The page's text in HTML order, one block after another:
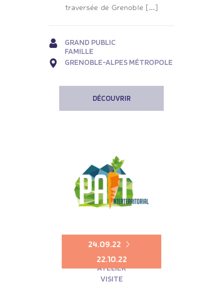
traversée de Grenoble […]
GRAND PUBLIC
FAMILLE
GRENOBLE-ALPES MÉTROPOLE
DÉCOUVRIR
24.09.22
22.10.22
ATELIER
VISITE